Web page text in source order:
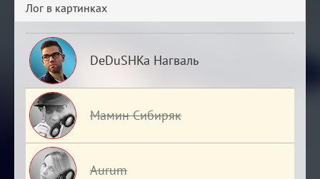
Лог в картинках
DeDuSHKa Нагваль
Мамин Сибиряк
Aurum